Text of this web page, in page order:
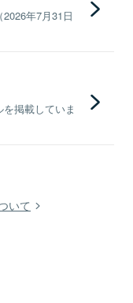
年7月31日
掲載していま
いて